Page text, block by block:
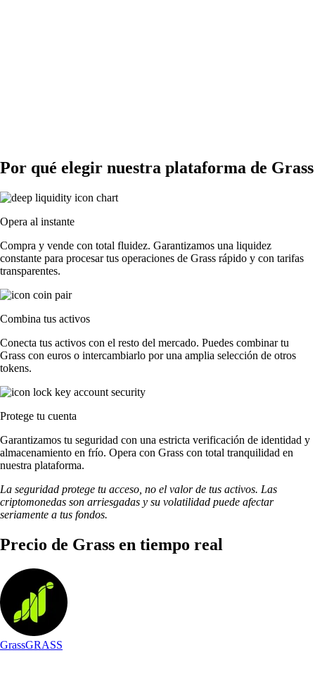
Por qué elegir nuestra plataforma de Grass
Opera al instante
Compra y vende con total fluidez. Garantizamos una liquidez
constante para procesar tus operaciones de Grass rápido y con tarifas
transparentes.
Combina tus activos
Conecta tus activos con el resto del mercado. Puedes combinar tu
Grass con euros o intercambiarlo por una amplia selección de otros
tokens.
Protege tu cuenta
Garantizamos tu seguridad con una estricta verificación de identidad y
almacenamiento en frío. Opera con Grass con total tranquilidad en
nuestra plataforma.
La seguridad protege tu acceso, no el valor de tus activos. Las
criptomonedas son arriesgadas y su volatilidad puede afectar
seriamente a tus fondos.
Precio de Grass en tiempo real
GrassGRASS